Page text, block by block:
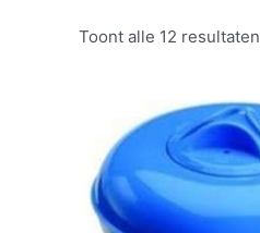
Toont alle 12 resultaten